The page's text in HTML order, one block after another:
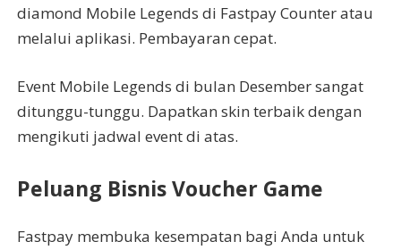
diamond Mobile Legends di Fastpay Counter atau
melalui aplikasi. Pembayaran cepat.
Event Mobile Legends di bulan Desember sangat
ditunggu-tunggu. Dapatkan skin terbaik dengan
mengikuti jadwal event di atas.
Peluang Bisnis Voucher Game
Fastpay membuka kesempatan bagi Anda untuk